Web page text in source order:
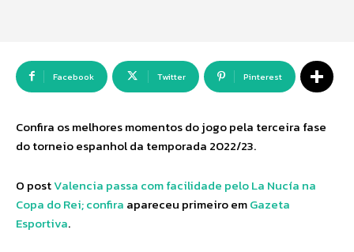
Facebook Twitter Pinterest
Confira os melhores momentos do jogo pela terceira fase
do torneio espanhol da temporada 2022/23.
O postValencia passa com facilidade pelo La Nucía na
Copa do Rei; confira apareceu primeiro emGazeta
Esportiva.